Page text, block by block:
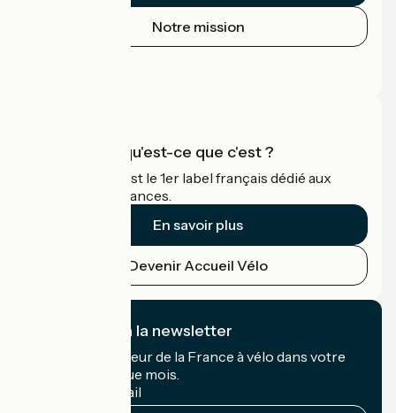
Notre mission
Accueil Vélo qu'est-ce que c'est ?
Accueil Vélo c'est le 1er label français dédié aux
cyclistes en vacances.
En savoir plus
Devenir Accueil Vélo
Je m'abonne à la newsletter
Recevez le meilleur de la France à vélo dans votre
boîte mail chaque mois.
Mon adresse mail